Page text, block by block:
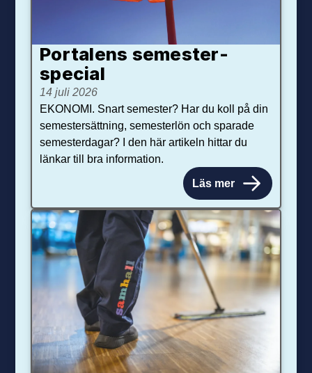
Portalens semester­
special
14 juli 2026
EKONOMI. Snart semester? Har du koll på din
semestersättning, semesterlön och sparade
semesterdagar? I den här artikeln hittar du
länkar till bra information.
Läs mer